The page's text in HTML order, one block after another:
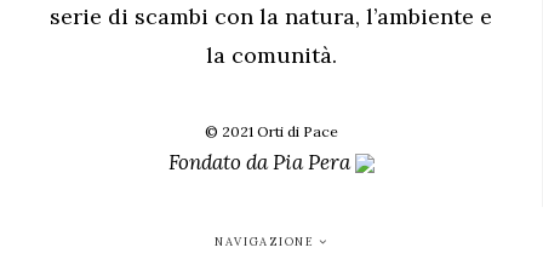
serie di scambi con la natura, l’ambiente e
la comunità.
© 2021 Orti di Pace
Fondato daPia Pera
NAVIGAZIONE